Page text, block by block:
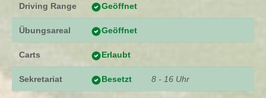
Driving Range Geöffnet
Übungsareal Geöffnet
Carts Erlaubt
Sekretariat Besetzt 8 - 16 Uhr